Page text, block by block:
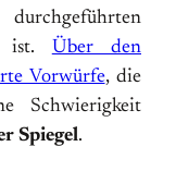
ist. Über den
Vorwürfe, die
Schwierigkeit
Spiegel.